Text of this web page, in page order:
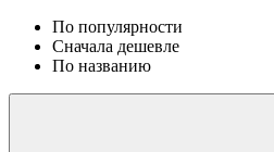
По популярности
Сначала дешевле
По названию